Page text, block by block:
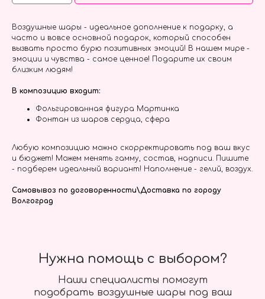
Воздушные шары - идеальное дополнение к подарку, а
часто и вовсе основной подарок, который способен
вызвать просто бурю позитивных эмоций! В нашем мире -
эмоции и чувства - самое ценное! Подарите их своим
близким людям!
В композицию входит:
Фольгированная фигура Мартинка
Фонтан из шаров сердца, сфера
Любую композицию можно скорректировать под ваш вкус
и бюджет! Можем менять гамму, состав, надписи. Пишите
- подберем идеальный вариант! Наполнение - гелий, воздух.
Самовывоз по договоренности\Доставка по городу
Волгоград
Наши специалисты помогут
подобрать воздушные шары под ваш
Нужна помощь с выбором?